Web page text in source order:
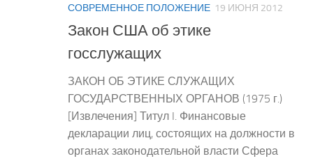
СОВРЕМЕННОЕ ПОЛОЖЕНИЕ 19 ИЮНЯ 2012
Закон США об этике
госслужащих
ЗАКОН ОБ ЭТИКЕ СЛУЖАЩИХ
ГОСУДАРСТВЕННЫХ ОРГАНОВ (1975 г.)
[Извлечения] Титул I. Финансовые
декларации лиц, состоящих на должности в
органах законодательной власти Сфера